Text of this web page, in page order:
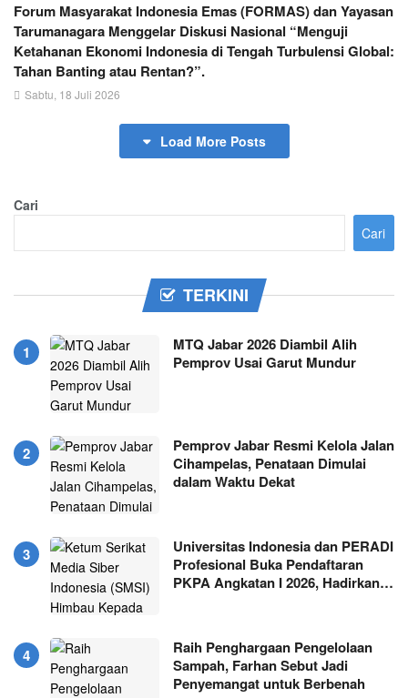
Forum Masyarakat Indonesia Emas (FORMAS) dan Yayasan
Tarumanagara Menggelar Diskusi Nasional “Menguji
Ketahanan Ekonomi Indonesia di Tengah Turbulensi Global:
Tahan Banting atau Rentan?”.
Sabtu, 18 Juli 2026
Load More Posts
Cari
Cari
TERKINI
MTQ Jabar 2026 Diambil Alih
Pemprov Usai Garut Mundur
Pemprov Jabar Resmi Kelola Jalan
Cihampelas, Penataan Dimulai
dalam Waktu Dekat
Universitas Indonesia dan PERADI
Profesional Buka Pendaftaran
PKPA Angkatan I 2026, Hadirkan…
Raih Penghargaan Pengelolaan
Sampah, Farhan Sebut Jadi
Penyemangat untuk Berbenah